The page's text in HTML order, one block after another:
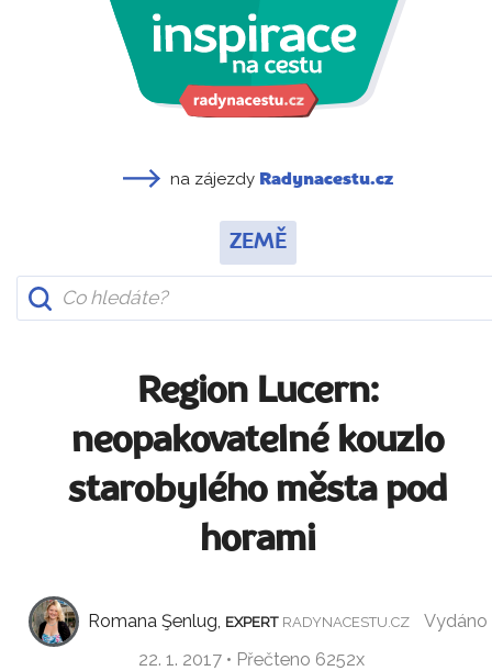
na zájezdy Radynacestu.cz
ZEMĚ
Region Lucern:
neopakovatelné kouzlo
starobylého města pod
horami
Romana Şenlug, EXPERT RADYNACESTU.CZ
Vydáno
22. 1. 2017 • Přečteno 6252x